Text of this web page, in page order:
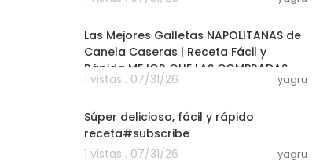
Las Mejores Galletas NAPOLITANAS de
Canela Caseras | Receta Fácil y
Rápida MEJOR QUE LAS COMPRADAS
1 vistas . 07/31/26 yagru
Súper delicioso, fácil y rápido
receta#subscribe
1 vistas . 07/31/26
yagru